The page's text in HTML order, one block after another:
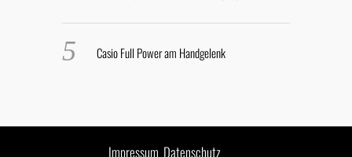
Casio Full Power am Handgelenk
Impressum Datenschutz